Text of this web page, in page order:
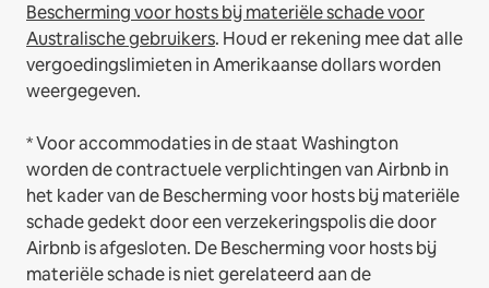
Bescherming voor hosts bij materiële schade voor
Australische gebruikers. Houd er rekening mee dat alle
vergoedingslimieten in Amerikaanse dollars worden
weergegeven.
* Voor accommodaties in de staat Washington
worden de contractuele verplichtingen van Airbnb in
het kader van de Bescherming voor hosts bij materiële
schade gedekt door een verzekeringspolis die door
Airbnb is afgesloten. De Bescherming voor hosts bij
materiële schade is niet gerelateerd aan de